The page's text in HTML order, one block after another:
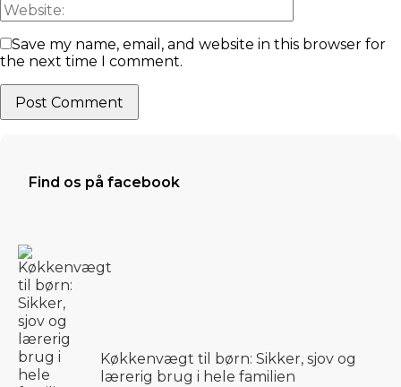
Save my name, email, and website in this browser for
the next time I comment.
Find os på facebook
Køkkenvægt til børn: Sikker, sjov og
lærerig brug i hele familien